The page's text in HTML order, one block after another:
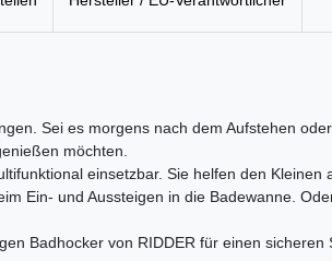
Sei es morgens nach dem Aufstehen
möchten.
einsetzbar. Sie helfen den
Ein- und Aussteigen in die Badewanne.
Badhocker von RIDDER für einen sicheren